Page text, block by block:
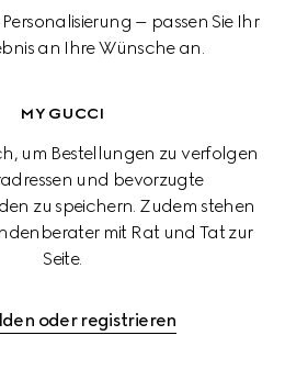
– passen Sie Ihr
an Ihre Wünsche an.
MY GUCCI
um Bestellungen zu verfolgen
und bevorzugte
zu speichern. Zudem stehen
mit Rat und Tat zur
Seite.
oder registrieren